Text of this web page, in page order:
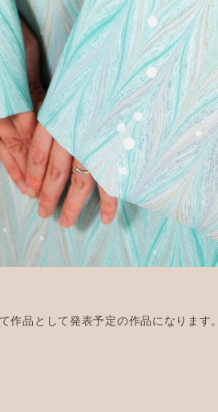
品として発表予定の作品になります。